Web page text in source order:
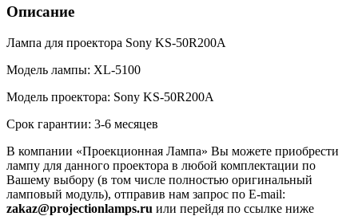
Описание
Лампа для проектора Sony KS-50R200A
Модель лампы: XL-5100
Модель проектора: Sony KS-50R200A
Срок гарантии: 3-6 месяцев
В компании «Проекционная Лампа» Вы можете приобрести
лампу для данного проектора в любой комплектации по
Вашему выбору (в том числе полностью оригинальный
ламповый модуль), отправив нам запрос по E-mail:
zakaz@projectionlamps.ru или перейдя по ссылке ниже